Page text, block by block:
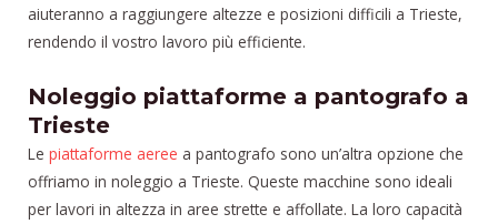
aiuteranno a raggiungere altezze e posizioni difficili a Trieste,
rendendo il vostro lavoro più efficiente.
Noleggio piattaforme a pantografo a
Trieste
Le piattaforme aeree a pantografo sono un’altra opzione che
offriamo in noleggio a Trieste. Queste macchine sono ideali
per lavori in altezza in aree strette e affollate. La loro capacità